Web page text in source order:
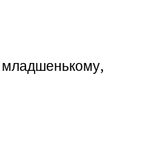
младшенькому,